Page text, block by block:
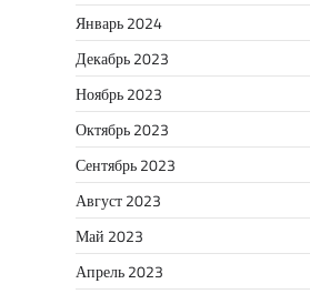
Январь 2024
Декабрь 2023
Ноябрь 2023
Октябрь 2023
Сентябрь 2023
Август 2023
Май 2023
Апрель 2023